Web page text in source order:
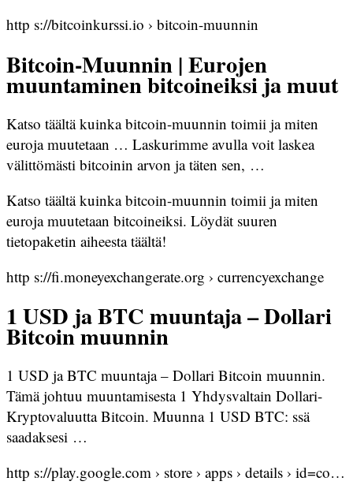
http s://bitcoinkurssi.io › bitcoin-muunnin
Bitcoin-Muunnin | Eurojen
muuntaminen bitcoineiksi ja muut
Katso täältä kuinka bitcoin-muunnin toimii ja miten
euroja muutetaan … Laskurimme avulla voit laskea
välittömästi bitcoinin arvon ja täten sen, …
Katso täältä kuinka bitcoin-muunnin toimii ja miten
euroja muutetaan bitcoineiksi. Löydät suuren
tietopaketin aiheesta täältä!
http s://fi.moneyexchangerate.org › currencyexchange
1 USD ja BTC muuntaja – Dollari
Bitcoin muunnin
1 USD ja BTC muuntaja – Dollari Bitcoin muunnin.
Tämä johtuu muuntamisesta 1 Yhdysvaltain Dollari-
Kryptovaluutta Bitcoin. Muunna 1 USD BTC: ssä
saadaksesi …
http s://play.google.com › store › apps › details › id=co…